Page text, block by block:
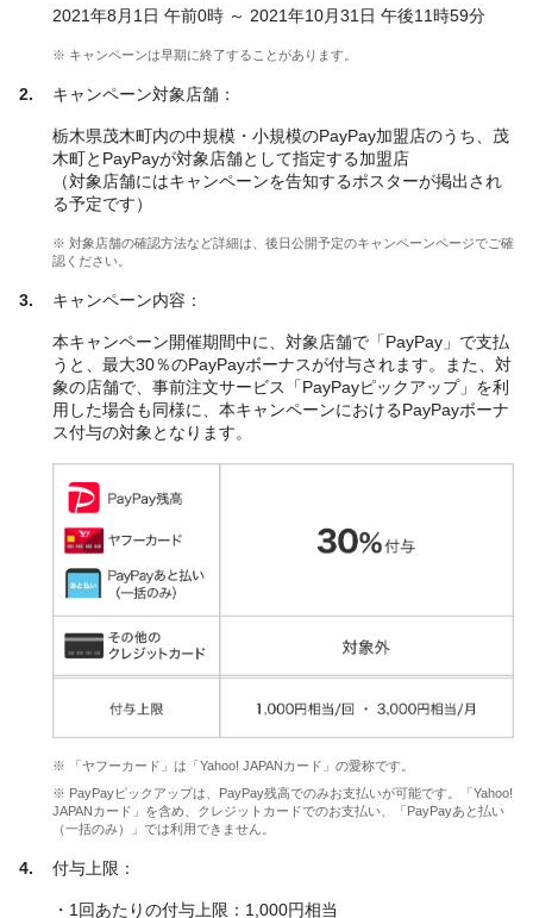
2021年8月1日 午前0時 ～ 2021年10月31日 午後11時59分
※ キャンペーンは早期に終了することがあります。
キャンペーン対象店舗：
栃木県茂木町内の中規模・小規模のPayPay加盟店のうち、茂
木町とPayPayが対象店舗として指定する加盟店
（対象店舗にはキャンペーンを告知するポスターが掲出され
る予定です）
※ 対象店舗の確認方法など詳細は、後日公開予定のキャンペーンページでご確
認ください。
キャンペーン内容：
本キャンペーン開催期間中に、対象店舗で「PayPay」で支払
うと、最大30％のPayPayボーナスが付与されます。また、対
象の店舗で、事前注文サービス「PayPayピックアップ」を利
用した場合も同様に、本キャンペーンにおけるPayPayボーナ
ス付与の対象となります。
※ 「ヤフーカード」は「Yahoo! JAPANカード」の愛称です。
※ PayPayピックアップは、PayPay残高でのみお支払いが可能です。「Yahoo!
JAPANカード」を含め、クレジットカードでのお支払い、「PayPayあと払い
（一括のみ）」では利用できません。
付与上限：
・1回あたりの付与上限：1,000円相当